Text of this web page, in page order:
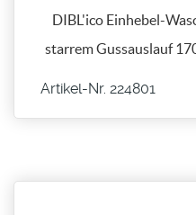
DIBL'ico Einhebel-
starrem Gussauslauf
Artikel-Nr. 224801